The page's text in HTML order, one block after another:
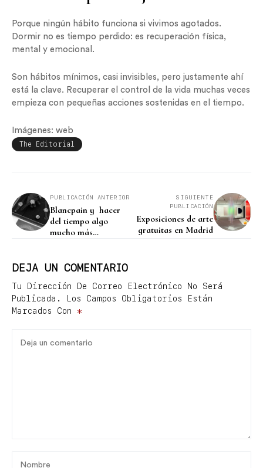
Porque ningún hábito funciona si vivimos agotados.
Dormir no es tiempo perdido: es recuperación física,
mental y emocional.
Son hábitos mínimos, casi invisibles, pero justamente ahí
está la clave. Recuperar el control de la vida muchas veces
empieza con pequeñas acciones sostenidas en el tiempo.
Imágenes: web
The Editorial
PUBLICACIÓN ANTERIOR
Blancpain y hacer
del tiempo algo
mucho más
SIGUIENTE
PUBLICACIÓN
Exposiciones de arte
gratuitas en Madrid
DEJA UN COMENTARIO
Tu Dirección De Correo Electrónico No Será
Publicada.
Los Campos Obligatorios Están
Marcados Con *